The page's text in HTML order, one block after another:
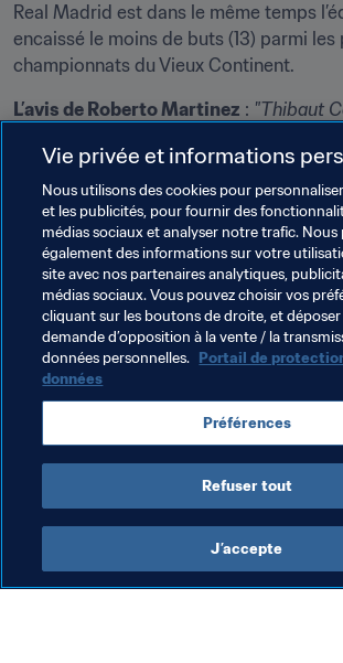
Real Madrid est dans le même temps
encaissé le moins de buts (13) parmi
championnats du Vieux Continent.
L’avis de Roberto Martinez : "Thibaut
années maintenant, au niveau des clubs
nationale. Vous ne trouverez pas un
réponde à l’exigence de pouvoir être
équipe qui doit gagner chaque match"
presse)
Thèmes en lien
Classement Mondial FIFA/Coca-Cola
Vie privée et informations
Nous utilisons des cookies pour
et les publicités, pour fournir des
médias sociaux et analyser notre trafic.
également des informations sur votre
site avec nos partenaires analytiques,
médias sociaux. Vous pouvez choisir vos
cliquant sur les boutons de droite, et
demande d’opposition à la vente / la
données personnelles. Portail de
données
Préférences
Refuser tout
J’accepte